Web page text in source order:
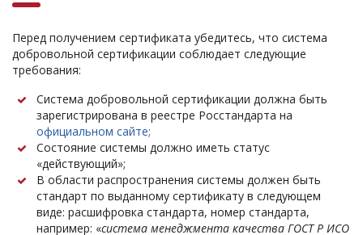
Перед получением сертификата убедитесь, что система
добровольной сертификации соблюдает следующие
требования:
Система добровольной сертификации должна быть
зарегистрирована в реестре Росстандарта на
официальном сайте;
Состояние системы должно иметь статус
«действующий»;
В области распространения системы должен быть
стандарт по выданному сертификату в следующем
виде: расшифровка стандарта, номер стандарта,
например: «система менеджмента качества ГОСТ Р ИСО